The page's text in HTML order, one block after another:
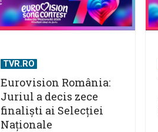
TVR.RO
Eurovision România:
Juriul a decis zece
finaliști ai Selecției
Naționale